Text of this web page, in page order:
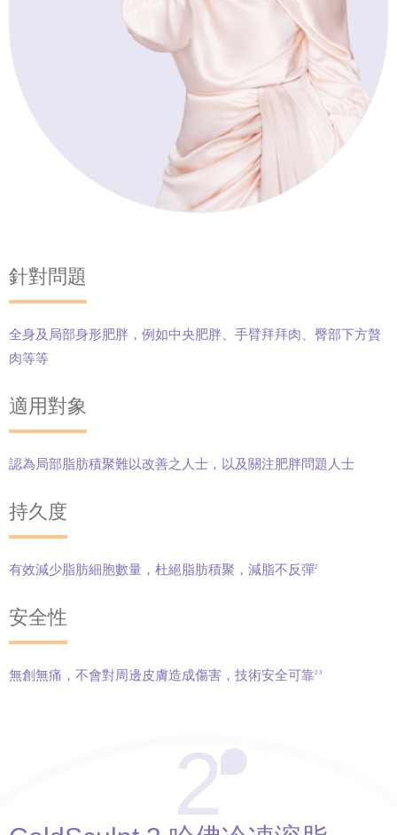
針對問題
全身及局部身形肥胖，例如中央肥胖、手臂拜拜肉、臀部下方贅
肉等等
適用對象
認為局部脂肪積聚難以改善之人士，以及關注肥胖問題人士
持久度
有效減少脂肪細胞數量，杜絕脂肪積聚，減脂不反彈2
安全性
無創無痛，不會對周邊皮膚造成傷害，技術安全可靠2,3
2